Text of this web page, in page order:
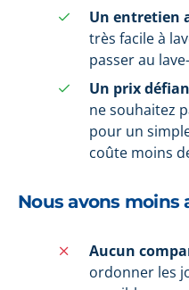
Un entretien
très facile à
passer au
Un prix
ne souhaitez
pour un
coûte moins
Nous avons moins
Aucun
ordonner les